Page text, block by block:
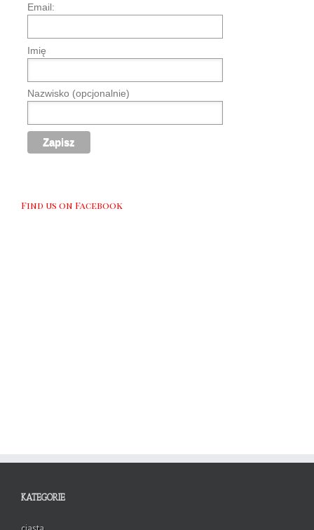
Email:
Imię
Nazwisko (opcjonalnie)
Find us on Facebook
KATEGORIE